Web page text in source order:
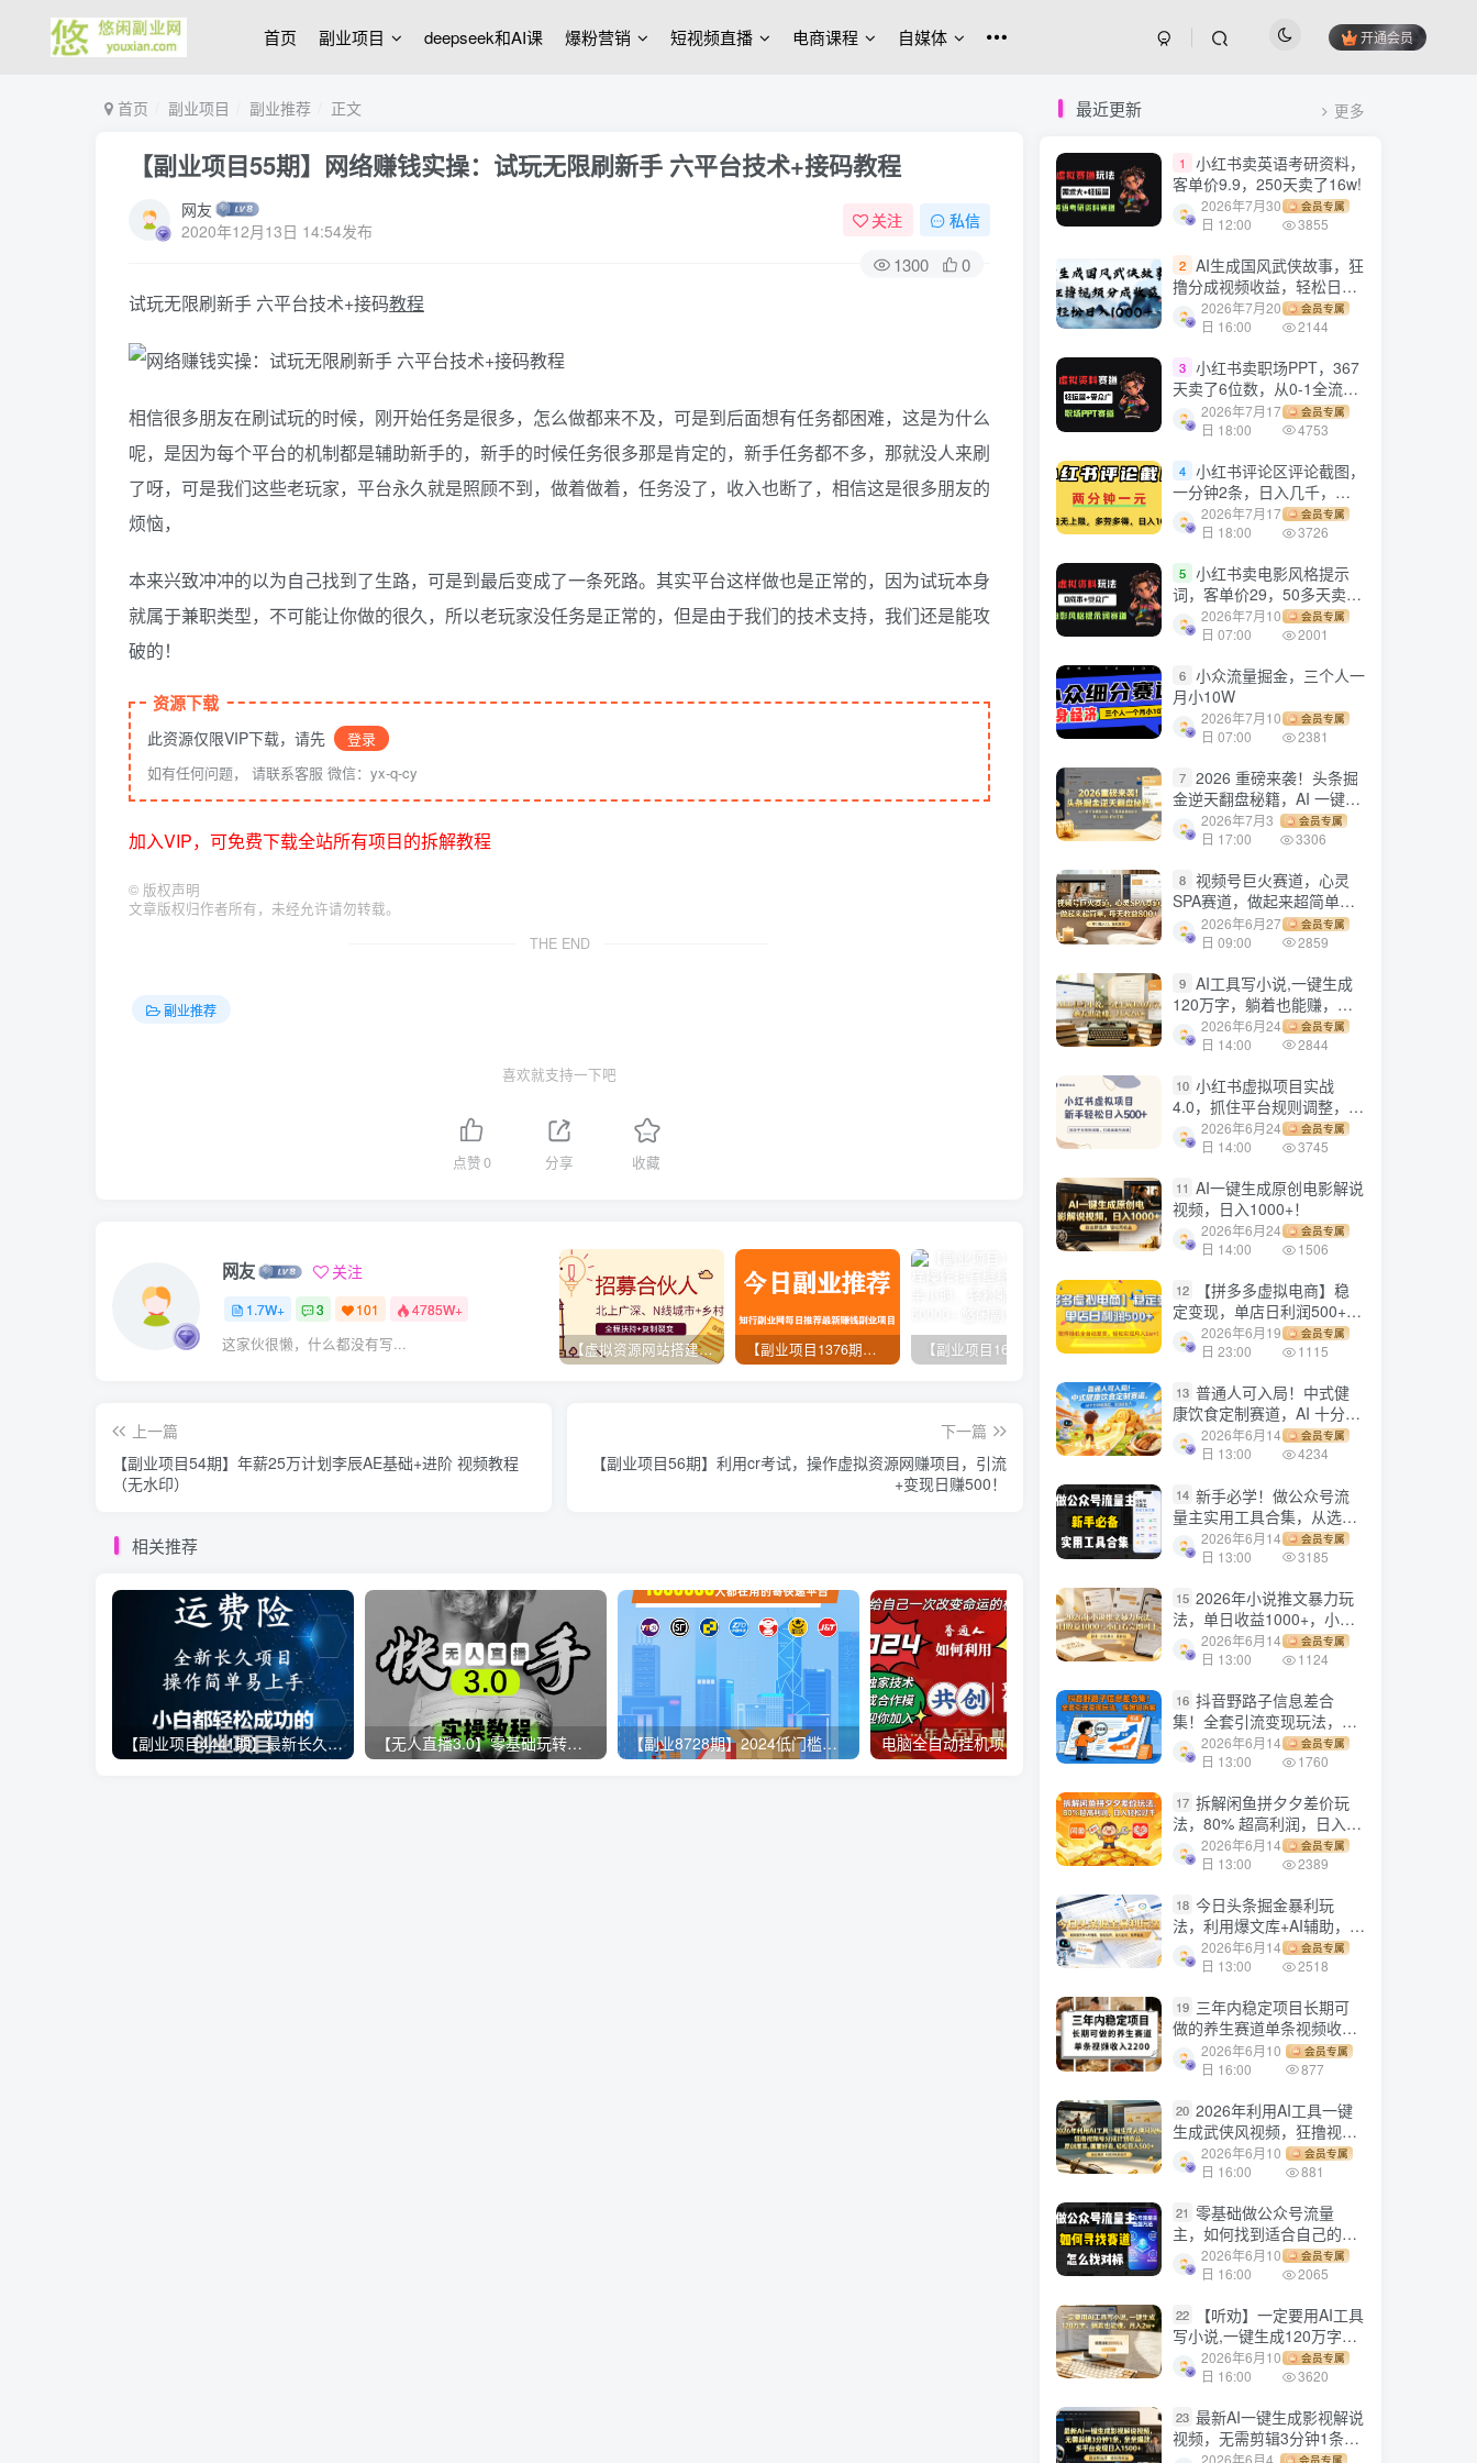
首页 副业项目 deepseek和AI课 爆粉营销 短视频直播 电商课程 自媒体 开通会员
首页 副业项目 副业推荐 正文
【副业项目55期】网络赚钱实操：试玩无限刷新手 六平台技术+接码教程
网友
2020年12月13日 14:54发布
关注 私信
1300 0
试玩无限刷新手 六平台技术+接码教程
相信很多朋友在刷试玩的时候，刚开始任务是很多，怎么做都来不及，可是到后面想有任务都困难，这是为什么
呢，是因为每个平台的机制都是辅助新手的，新手的时候任务很多那是肯定的，新手任务都不多，那就没人来刷
了呀，可是我们这些老玩家，平台永久就是照顾不到，做着做着，任务没了，收入也断了，相信这是很多朋友的
烦恼，
本来兴致冲冲的以为自己找到了生路，可是到最后变成了一条死路。其实平台这样做也是正常的，因为试玩本身
就属于兼职类型，不可能让你做的很久，所以老玩家没任务是正常的，但是由于我们的技术支持，我们还是能攻
破的！
资源下载
此资源仅限VIP下载，请先
登录
如有任何问题， 请联系客服 微信：yx-q-cy
加入VIP，可免费下载全站所有项目的拆解教程
© 版权声明
文章版权归作者所有，未经允许请勿转载。
THE END
副业推荐
喜欢就支持一下吧
点赞0 分享 收藏
网友 关注
1.7W+ 3 101 4785W+
这家伙很懒，什么都没有写... 【虚拟资源网站搭建服务】加盟本站系统，做一个和本站一样的独立网站，躺赚的项目 【副业项目1376期】龟课最新闲鱼项目玩法实战教程_全新升级月收益几千到几万 【副业项目4441期】最新长久稳定暴利项目，运费险全新玩法，日赚1000（包含详细教程，全程指导）
上一篇
【副业项目54期】年薪25万计划李辰AE基础+进阶 视频教程
（无水印）
下一篇
【副业项目56期】利用cr考试，操作虚拟资源网赚项目，引流
+变现日赚500！
相关推荐
【副业项目4441期】最新长久稳定暴利项目，运费险全新玩法，日赚1000（包含详细教程，全程指导） 【无人直播3.0】零基础玩转男粉快手无人直播日产1000+，稳狠猛，2023男粉落地项目实操教程 【副业8728期】2024低门槛副业风口快递CPS，月收入过万的项目 电脑全自动挂机项目，日入1000+，无需任何费用，合作分成收益对半分 【副业项目3647期】最新羊场大亨全自动挂机项目，外面号称单号一天500+（含协议版挂机脚本）
最近更新 更多
1
小红书卖英语考研资料，
客单价9.9，250天卖了16w!
2026年7月30
日 12:00
会员专属
3855
2 AI生成国风武侠故事，狂
撸分成视频收益，轻松日入
1000+【可多平台分发】！
2026年7月20
日 16:00
会员专属
2144
3 小红书卖职场PPT，367
天卖了6位数，从0-1全流程
讲解2026年7月17
日 18:00
会员专属
4753
4 小红书评论区评论截图，
一分钟2条，日入几千，多
劳多得!2026年7月17
日 18:00
会员专属
3726
5 小红书卖电影风格提示
词，客单价29，50多天卖了
790单，小白直接抄作业！
2026年7月10
日 07:00
会员专属
2001
6 小众流量掘金，三个人一
月小10W
2026年7月10
日 07:00
会员专属
2381
7 2026 重磅来袭！头条掘
金逆天翻盘秘籍，AI 一键打
造爆款内容，只需简单复制
粘贴，日入 1000 + 轻松实
2026年7月3
日 17:00
会员专属
3306
8 视频号巨火赛道，心灵
SPA赛道，做起来超简单，
每天收益800+！
2026年6月27
日 09:00
会员专属
2859
9 AI工具写小说,一键生成
120万字，躺着也能赚，月
入2w+！
2026年6月24
日 14:00
会员专属
2844
10 小红书虚拟项目实战
4.0，抓住平台规则调整，单
店日入500+！
2026年6月24
日 14:00
会员专属
3745
11 AI一键生成原创电影解说
视频，日入1000+！
2026年6月24
日 14:00
会员专属
1506
12
【拼多多虚拟电商】稳
定变现，单店日利润500+，
软件挂机全自动发货，轻松
实现月入1w+！
2026年6月19
日 23:00
会员专属
1115
13 普通人可入局！中式健
康饮食定制赛道，AI 十分钟
做爆款，变现超给力
2026年6月14
日 13:00
会员专属
4234
14 新手必学！做公众号流
量主实用工具合集，从选题
到变现，一篇搞定（新手必
备）
2026年6月14
日 13:00
会员专属
3185
15 2026年小说推文暴力玩
法，单日收益1000+，小白
看完即可上手
2026年6月14
日 13:00
会员专属
1124
16 抖音野路子信息差合
集！全套引流变现玩法，保
姆级拆解
2026年6月14
日 13:00
会员专属
1760
17 拆解闲鱼拼夕夕差价玩
法，80% 超高利润，日入轻
松过千2026年6月14
日 13:00
会员专属
2389
18 今日头条掘金暴利玩
法，利用爆文库+AI辅助，轻
松矩阵、当天起号，简单粗
暴，日入1000+
2026年6月14
日 13:00
会员专属
2518
19 三年内稳定项目长期可
做的养生赛道单条视频收入
22002026年6月10
日 16:00
会员专属
877
20 2026年利用AI工具一键
生成武侠风视频，狂撸视频
号分成计划收益，原创度
高，画面好看，轻松日入
2026年6月10
日 16:00
会员专属
881
21 零基础做公众号流量
主，如何找到适合自己的赛
道
2026年6月10
日 16:00
会员专属
2065
22
【听劝】一定要用AI工具
写小说,一键生成120万字，
躺着也能赚，月入2w+
2026年6月10
日 16:00
会员专属
3620
23 最新AI一键生成影视解说
视频，无需剪辑3分钟1条，